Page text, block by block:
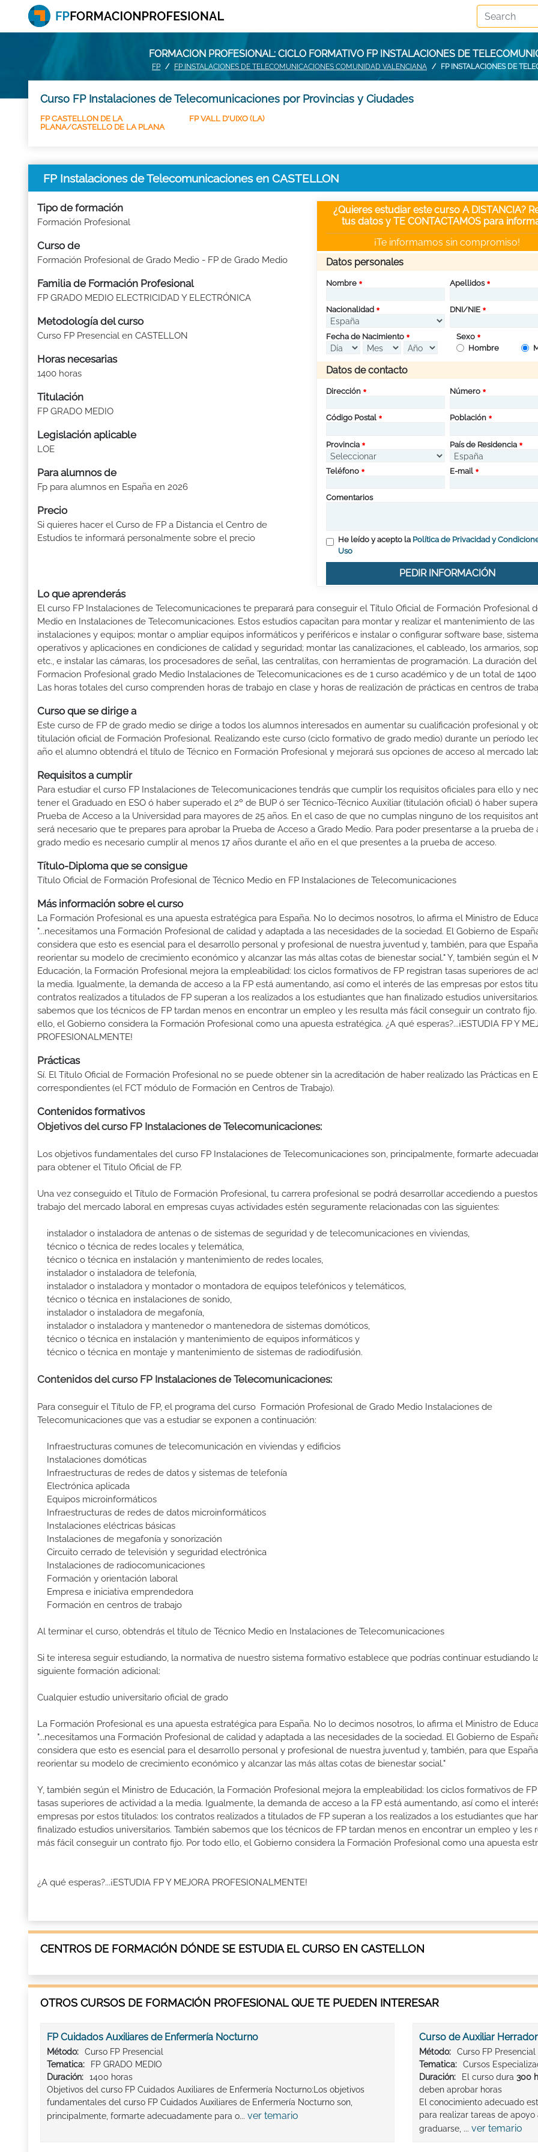
FORMACION PROFESIONAL: CICLO FORMATIVO FP INSTALACIONES DE
FP FP INSTALACIONES DE TELECOMUNICACIONES COMUNIDAD VALENCIANA FP INSTALACIONES DE
Curso FP Instalaciones de Telecomunicaciones por Provincias y Ciudades
FP CASTELLON DE LA
PLANA/CASTELLO DE LA PLANA
FP VALL D'UIXO (LA)
FP Instalaciones de Telecomunicaciones en CASTELLON
Tipo de formación
Formación Profesional
Curso de
Formación Profesional de Grado Medio - FP de Grado Medio
Familia de Formación Profesional
FP GRADO MEDIO ELECTRICIDAD Y ELECTRÓNICA
Metodología del curso
Curso FP Presencial en CASTELLON
Horas necesarias
1400 horas
Titulación
FP GRADO MEDIO
Legislación aplicable
LOE
Para alumnos de
Fp para alumnos en España en 2026
Precio
Si quieres hacer el Curso de FP a Distancia el Centro de
Estudios te informará personalmente sobre el precio
¿Quieres estudiar este curso A DISTANCIA?
tus datos y TE CONTACTAMOS para
¡Te informamos sin compromiso!
Datos personales
Nombre Apellidos
Nacionalidad DNI/NIE
Fecha de Nacimiento
Sexo
Hombre
Datos de contacto
Dirección Número
Código Postal Población
Provincia País de Residencia
Teléfono E-mail
Comentarios
He leído y acepto la Política de Privacidad y
Uso
PEDIR INFORMACIÓN
Lo que aprenderás
El curso FP Instalaciones de Telecomunicaciones te preparará para conseguir el Título Oficial de Formación Profesional
Medio en Instalaciones de Telecomunicaciones. Estos estudios capacitan para montar y realizar el mantenimiento de las
instalaciones y equipos; montar o ampliar equipos informáticos y periféricos e instalar o configurar software base,
operativos y aplicaciones en condiciones de calidad y seguridad; montar las canalizaciones, el cableado, los armarios,
etc., e instalar las cámaras, los procesadores de señal, las centralitas, con herramientas de programación. La duración
Formacion Profesional grado Medio Instalaciones de Telecomunicaciones es de 1 curso académico y de un total de 1400
Las horas totales del curso comprenden horas de trabajo en clase y horas de realización de prácticas en centros de
Curso que se dirige a
Este curso de FP de grado medio se dirige a todos los alumnos interesados en aumentar su cualificación profesional y
titulación oficial de Formación Profesional. Realizando este curso (ciclo formativo de grado medio) durante un período
año el alumno obtendrá el título de Técnico en Formación Profesional y mejorará sus opciones de acceso al mercado
Requisitos a cumplir
Para estudiar el curso FP Instalaciones de Telecomunicaciones tendrás que cumplir los requisitos oficiales para ello y
tener el Graduado en ESO ó haber superado el 2º de BUP ó ser Técnico-Técnico Auxiliar (titulación oficial) ó haber
Prueba de Acceso a la Universidad para mayores de 25 años. En el caso de que no cumplas ninguno de los requisitos
será necesario que te prepares para aprobar la Prueba de Acceso a Grado Medio. Para poder presentarse a la prueba de
grado medio es necesario cumplir al menos 17 años durante el año en el que presentes a la prueba de acceso.
Título-Diploma que se consigue
Título Oficial de Formación Profesional de Técnico Medio en FP Instalaciones de Telecomunicaciones
Más información sobre el curso
La Formación Profesional es una apuesta estratégica para España. No lo decimos nosotros, lo afirma el Ministro de
"...necesitamos una Formación Profesional de calidad y adaptada a las necesidades de la sociedad. El Gobierno de
considera que esto es esencial para el desarrollo personal y profesional de nuestra juventud y, también, para que
reorientar su modelo de crecimiento económico y alcanzar las más altas cotas de bienestar social." Y, también según el
Educación, la Formación Profesional mejora la empleabilidad: los ciclos formativos de FP registran tasas superiores de
la media. Igualmente, la demanda de acceso a la FP está aumentando, así como el interés de las empresas por estos
contratos realizados a titulados de FP superan a los realizados a los estudiantes que han finalizado estudios
sabemos que los técnicos de FP tardan menos en encontrar un empleo y les resulta más fácil conseguir un contrato
ello, el Gobierno considera la Formación Profesional como una apuesta estratégica. ¿A qué esperas?...¡ESTUDIA FP Y
PROFESIONALMENTE!
Prácticas
Sí. El Título Oficial de Formación Profesional no se puede obtener sin la acreditación de haber realizado las Prácticas en
correspondientes (el FCT módulo de Formación en Centros de Trabajo).
Contenidos formativos
Objetivos del curso FP Instalaciones de Telecomunicaciones:
Los objetivos fundamentales del curso FP Instalaciones de Telecomunicaciones son, principalmente, formarte
para obtener el Titulo Oficial de FP.
Una vez conseguido el Título de Formación Profesional, tu carrera profesional se podrá desarrollar accediendo a
trabajo del mercado laboral en empresas cuyas actividades estén seguramente relacionadas con las siguientes:
instalador o instaladora de antenas o de sistemas de seguridad y de telecomunicaciones en viviendas,
técnico o técnica de redes locales y telemática,
técnico o técnica en instalación y mantenimiento de redes locales,
instalador o instaladora de telefonía,
instalador o instaladora y montador o montadora de equipos telefónicos y telemáticos,
técnico o técnica en instalaciones de sonido,
instalador o instaladora de megafonía,
instalador o instaladora y mantenedor o mantenedora de sistemas domóticos,
técnico o técnica en instalación y mantenimiento de equipos informáticos y
técnico o técnica en montaje y mantenimiento de sistemas de radiodifusión.
Contenidos del curso FP Instalaciones de Telecomunicaciones:
Para conseguir el Título de FP, el programa del curso Formación Profesional de Grado Medio Instalaciones de
Telecomunicaciones que vas a estudiar se exponen a continuación:
Infraestructuras comunes de telecomunicación en viviendas y edificios
Instalaciones domóticas
Infraestructuras de redes de datos y sistemas de telefonía
Electrónica aplicada
Equipos microinformáticos
Infraestructuras de redes de datos microinformáticos
Instalaciones eléctricas básicas
Instalaciones de megafonía y sonorización
Circuito cerrado de televisión y seguridad electrónica
Instalaciones de radiocomunicaciones
Formación y orientación laboral
Empresa e iniciativa emprendedora
Formación en centros de trabajo
Al terminar el curso, obtendrás el título de Técnico Medio en Instalaciones de Telecomunicaciones
Si te interesa seguir estudiando, la normativa de nuestro sistema formativo establece que podrías continuar estudiando
siguiente formación adicional:
Cualquier estudio universitario oficial de grado
La Formación Profesional es una apuesta estratégica para España. No lo decimos nosotros, lo afirma el Ministro de
"...necesitamos una Formación Profesional de calidad y adaptada a las necesidades de la sociedad. El Gobierno de
considera que esto es esencial para el desarrollo personal y profesional de nuestra juventud y, también, para que
reorientar su modelo de crecimiento económico y alcanzar las más altas cotas de bienestar social."
Y, también según el Ministro de Educación, la Formación Profesional mejora la empleabilidad: los ciclos formativos de
tasas superiores de actividad a la media. Igualmente, la demanda de acceso a la FP está aumentando, así como el
empresas por estos titulados: los contratos realizados a titulados de FP superan a los realizados a los estudiantes que
finalizado estudios universitarios. También sabemos que los técnicos de FP tardan menos en encontrar un empleo y les
más fácil conseguir un contrato fijo. Por todo ello, el Gobierno considera la Formación Profesional como una apuesta
¿A qué esperas?...¡ESTUDIA FP Y MEJORA PROFESIONALMENTE!
CENTROS DE FORMACIÓN DÓNDE SE ESTUDIA EL CURSO EN CASTELLON
OTROS CURSOS DE FORMACIÓN PROFESIONAL QUE TE PUEDEN INTERESAR
FP Cuidados Auxiliares de Enfermería Nocturno
Método:
Curso FP Presencial
Tematica:
FP GRADO MEDIO
Duración:
1400 horas
Objetivos del curso FP Cuidados Auxiliares de Enfermería Nocturno:Los objetivos
fundamentales del curso FP Cuidados Auxiliares de Enfermería Nocturno son,
principalmente, formarte adecuadamente para o... ver temario
Curso de Auxiliar Herrador
Método:
Curso FP Presencial
Tematica:
Cursos
Duración:
El curso dura 300
deben aprobar horas
El conocimiento adecuado
para realizar tareas de
graduarse, ... ver temario